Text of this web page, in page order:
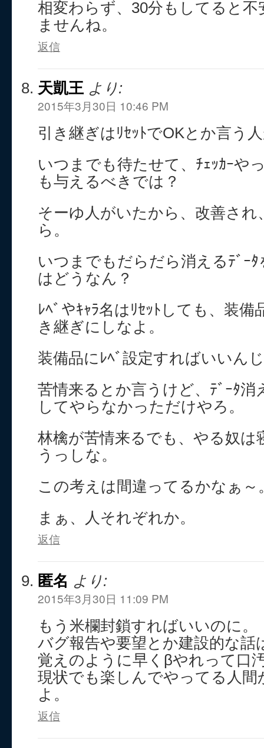
相変わらず、30分もしてると
ませんね。
返信
天凱王 より:
2015年3月30日 10:46 PM
引き継ぎはﾘｾｯﾄでOKとか言う
いつまでも待たせて、ﾁｪｯｶｰや
も与えるべきでは？
そーゆ人がいたから、改善され
ら。
いつまでもだらだら消えるﾃﾞｰ
はどうなん？
ﾚﾍﾞやｷｬﾗ名はﾘｾｯﾄしても、装
き継ぎにしなよ。
装備品にﾚﾍﾞ設定すればいいん
苦情来るとか言うけど、ﾃﾞｰﾀ
してやらなかっただけやろ。
林檎が苦情来るでも、やる奴は
うっしな。
この考えは間違ってるかなぁ～
まぁ、人それぞれか。
返信
匿名 より:
2015年3月30日 11:09 PM
もう米欄封鎖すればいいのに。
バグ報告や要望とか建設的な話
覚えのように早くβやれって口
現状でも楽しんでやってる人間
よ。
返信